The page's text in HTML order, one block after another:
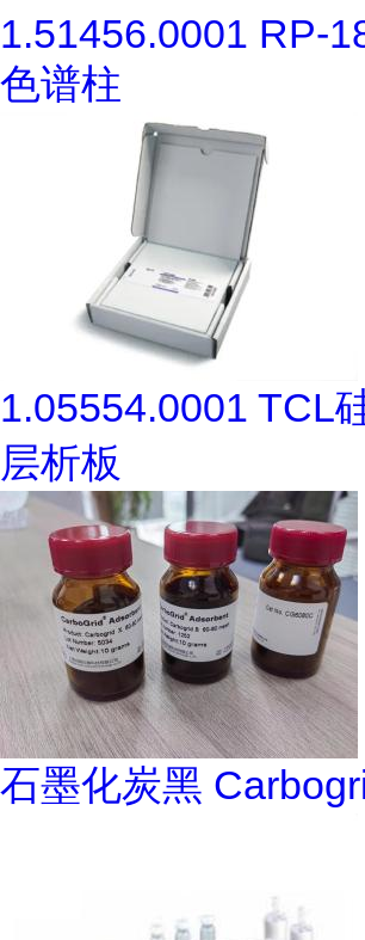
1.51456.0001 RP-
色谱柱
1.05554.0001 TCL
层析板
石墨化炭黑